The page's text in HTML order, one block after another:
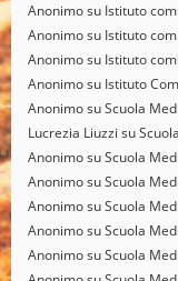
Anonimosu Istituto
Anonimosu Istituto
Anonimosu Istituto
Anonimosu Istituto
AnonimosuScuola
Lucrezia Liuzzi su
AnonimosuScuola
AnonimosuScuola
AnonimosuScuola
AnonimosuScuola
AnonimosuScuola